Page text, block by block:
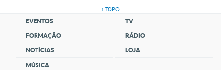
↑ TOPO
EVENTOS
FORMAÇÃO
NOTÍCIAS
MÚSICA
TV
RÁDIO
LOJA